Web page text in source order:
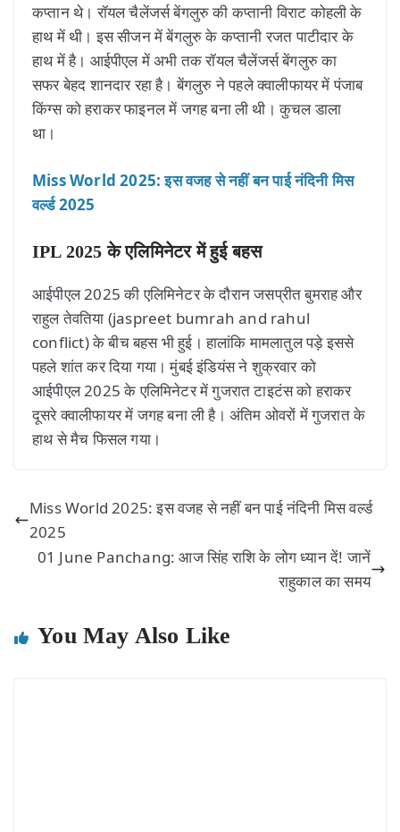
कप्तान थे। रॉयल चैलेंजर्स बेंगलुरु की कप्तानी विराट कोहली के
हाथ में थी। इस सीजन में बेंगलुरु के कप्तानी रजत पाटीदार के
हाथ में है। आईपीएल में अभी तक रॉयल चैलेंजर्स बेंगलुरु का
सफर बेहद शानदार रहा है। बेंगलुरु ने पहले क्वालीफायर में पंजाब
किंग्स को हराकर फाइनल में जगह बना ली थी। कुचल डाला
था।
Miss World 2025: इस वजह से नहीं बन पाई नंदिनी मिस
वर्ल्ड 2025
IPL 2025 के एलिमिनेटर में हुई बहस
आईपीएल 2025 की एलिमिनेटर के दौरान जसप्रीत बुमराह और
राहुल तेवतिया (jaspreet bumrah and rahul
conflict) के बीच बहस भी हुई। हालांकि मामलातुल पड़े इससे
पहले शांत कर दिया गया। मुंबई इंडियंस ने शुक्रवार को
आईपीएल 2025 के एलिमिनेटर में गुजरात टाइटंस को हराकर
दूसरे क्वालीफायर में जगह बना ली है। अंतिम ओवरों में गुजरात के
हाथ से मैच फिसल गया।
Miss World 2025: इस वजह से नहीं बन पाई नंदिनी मिस वर्ल्ड
2025
01 June Panchang: आज सिंह राशि के लोग ध्यान दें! जानें
राहुकाल का समय
You May Also Like